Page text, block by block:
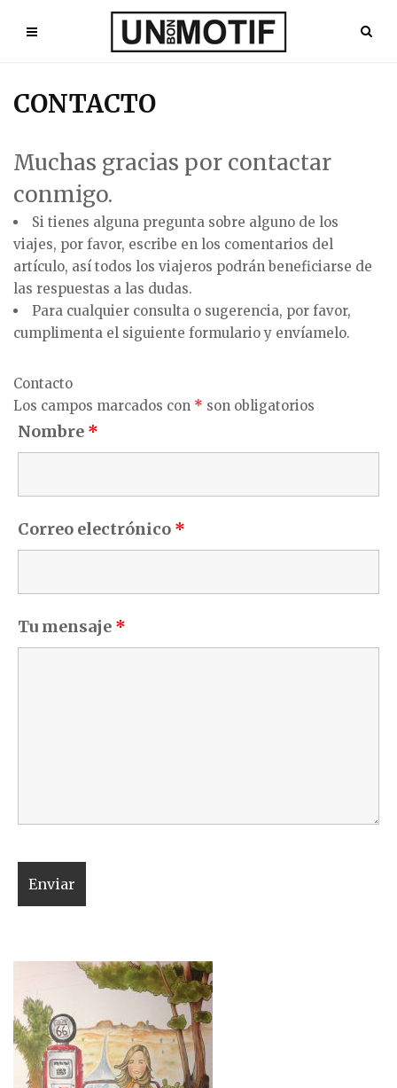
CONTACTO
Muchas gracias por contactar
conmigo.
Si tienes alguna pregunta sobre alguno de los
viajes, por favor, escribe en los comentarios del
artículo, así todos los viajeros podrán beneficiarse de
las respuestas a las dudas.
Para cualquier consulta o sugerencia, por favor,
cumplimenta el siguiente formulario y envíamelo.
Contacto
Los campos marcados con * son obligatorios
Nombre *
Correo electrónico *
Tu mensaje *